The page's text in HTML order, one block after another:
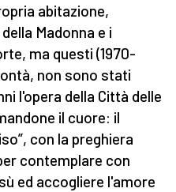
abitazione,
Madonna e i
ma questi (1970-
non sono stati
l'opera della Città delle
il cuore: il
con la preghiera
contemplare con
ed accogliere l'amore